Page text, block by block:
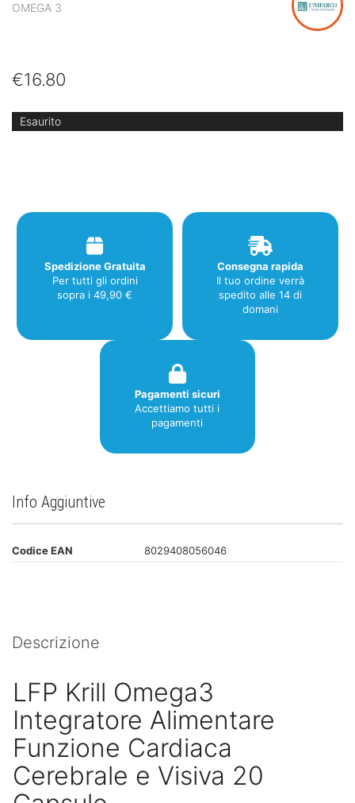
OMEGA 3
€16.80
Esaurito
Spedizione Gratuita
Per tutti gli ordini
sopra i 49,90 €
Consegna rapida
Il tuo ordine verrà
spedito alle 14 di
domani
Pagamenti sicuri
Accettiamo tutti i
pagamenti
Info Aggiuntive
Codice EAN 8029408056046
Descrizione
LFP Krill Omega3
Integratore Alimentare
Funzione Cardiaca
Cerebrale e Visiva 20